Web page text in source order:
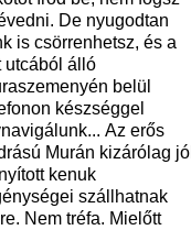
De nyugodtan
is csörrenhetsz, és a
utcából álló
belül
készséggel
Az erős
Murán kizárólag jól
kenuk
szállhatnak
Nem tréfa. Mielőtt